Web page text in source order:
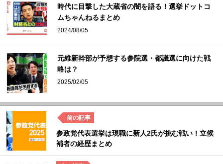
時代に目撃した大蔵省の闇を語る！選挙ドットコ
ムちゃんねるまとめ
2024/08/05
元維新幹部が予想する参院選・都議選に向けた戦
略は？
2025/02/05
参政党代表選挙は現職に新人2氏が挑む戦い！立候
補者の経歴まとめ